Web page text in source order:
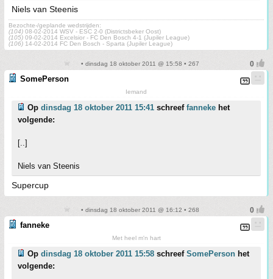
Niels van Steenis
Bezochte-/geplande wedstrijden:
(104) 08-02-2014 WSV - ESC 2-0 (Districtsbeker Oost)
(105) 09-02-2014 Excelsior - FC Den Bosch 4-1 (Jupiler League)
(106) 14-02-2014 FC Den Bosch - Sparta (Jupiler League)
• dinsdag 18 oktober 2011 @ 15:58 • 267
SomePerson
Iemand
Op dinsdag 18 oktober 2011 15:41 schreef fanneke het
volgende:
[..]
Niels van Steenis
Supercup
• dinsdag 18 oktober 2011 @ 16:12 • 268
fanneke
Met heel m'n hart
Op dinsdag 18 oktober 2011 15:58 schreef SomePerson het
volgende: